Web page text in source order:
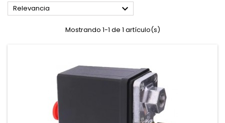
Relevancia 
Mostrando 1-1 de 1 artículo(s)